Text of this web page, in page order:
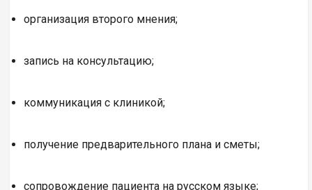
организация второго мнения;
запись на консультацию;
коммуникация с клиникой;
получение предварительного плана и сметы;
сопровождение пациента на русском языке;